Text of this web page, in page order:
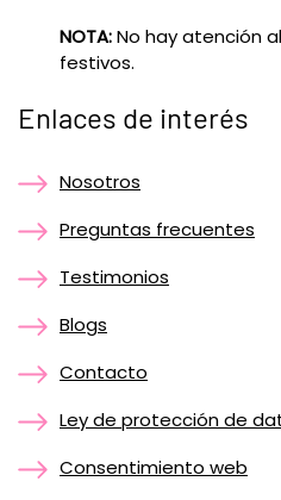
NOTA:No hay atención
festivos.
Enlaces de interés
Nosotros
Preguntas frecuentes
Testimonios
Blogs
Contacto
Ley de protección de
Consentimiento web